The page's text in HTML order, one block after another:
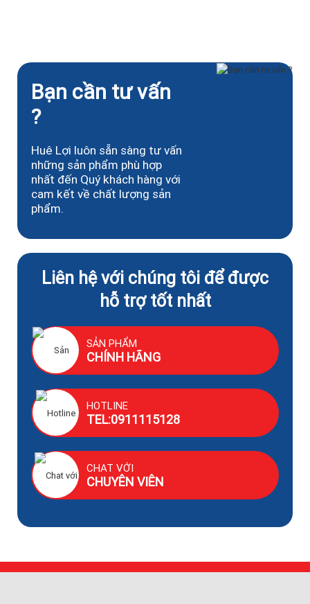
miễn dịch dịch thể và tế bào, giảm các chất gây viêm (chỉ áp dụng
với viêm không do nhiễm khuẩn.)
Gây ngủ: dòng điện xung hình vuông có tần số 100 - 150Hz, cho đi
qua não bằng một điện cực ở trán, một điện cực ở gáy có tác dụng
gây ngủ.
Bạn cần tư vấn
?
Huê Lợi luôn sẵn sàng tư vấn
những sản phẩm phù hợp
nhất đến Quý khách hàng với
cam kết về chất lượng sản
phẩm.
Liên hệ với chúng tôi để được
hỗ trợ tốt nhất
SẢN PHẨM
CHÍNH HÃNG
HOTLINE
TEL:0911115128
CHAT VỚI
CHUYÊN VIÊN